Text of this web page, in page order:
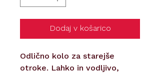
Dodaj v košarico
Odlično kolo za starejše
otroke. Lahko in vodljivo,